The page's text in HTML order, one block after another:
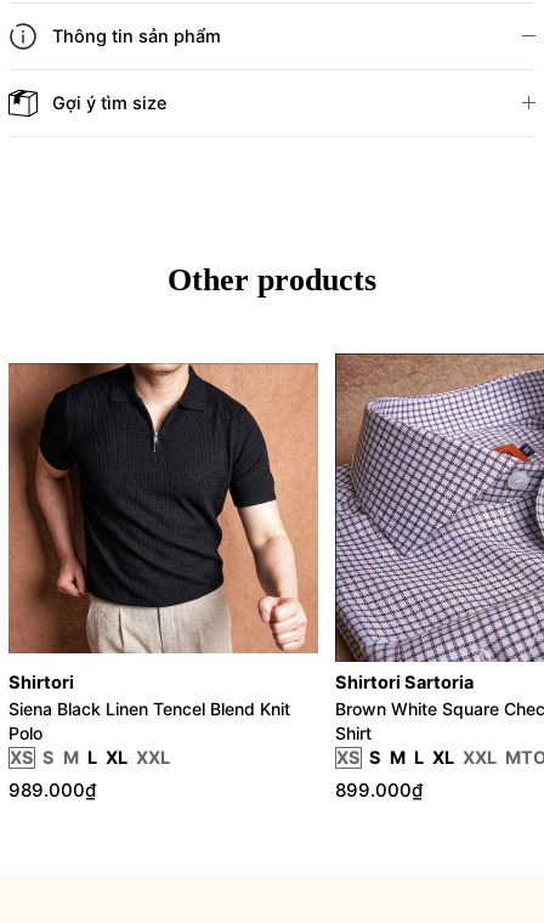
Thông tin sản phẩm
Gợi ý tìm size
Other products
Shirtori
Siena Black Linen Tencel Blend Knit
Polo
XS S M L XL XXL
989.000₫
Shirtori Sartoria
Brown White Square
Shirt
XS S M L XL XXL
899.000₫